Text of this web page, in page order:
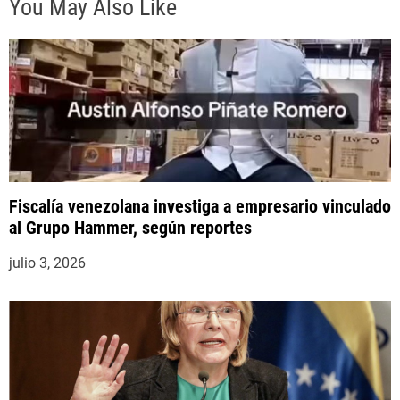
a
s
You May Also Like
Fiscalía venezolana investiga a empresario vinculado
al Grupo Hammer, según reportes
julio 3, 2026